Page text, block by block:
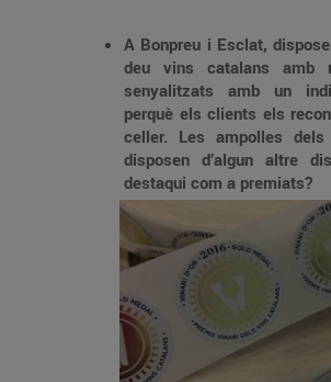
A Bonpreu i Esclat,
deu vins catalans amb
senyalitzats amb un
perquè els clients els
celler. Les ampolles
disposen d’algun altre
destaqui com a premiats?